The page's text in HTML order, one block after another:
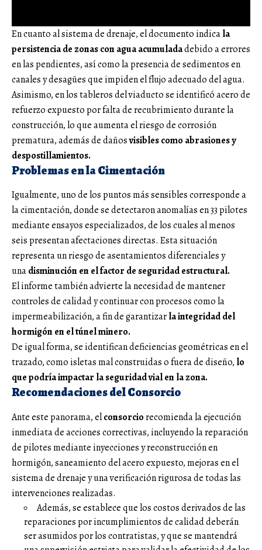
En cuanto al sistema de drenaje, el documento indicala
persistencia de zonas con agua acumuladadebido a errores
en las pendientes, así como la presencia de sedimentos en
canales y desagües que impiden el flujo adecuado del agua.
Asimismo, en los tableros del viaducto se identificó acero de
refuerzo expuesto por falta de recubrimiento durante la
construcción, lo que aumenta el riesgo de corrosión
prematura, además de dañosvisibles como abrasiones y
despostillamientos.
Problemas en la Cimentación
Igualmente, uno de los puntos más sensibles corresponde a
la cimentación, donde se detectaron anomalías en 33 pilotes
mediante ensayos especializados, de los cuales al menos
seis presentan afectaciones directas. Esta situación
representa un riesgo de asentamientos diferenciales y
unadisminución en el factor de seguridad estructural.
El informe también advierte la necesidad de mantener
controles de calidad y continuar con procesos como la
impermeabilización, a fin de garantizarla integridad del
hormigón en el túnel minero.
De igual forma, se identifican deficiencias geométricas en el
trazado, como isletas mal construidas o fuera de diseño, lo
que podría impactar la seguridad vial en la zona.
Recomendaciones del Consorcio
Ante este panorama, elconsorciorecomienda la ejecución
inmediata de acciones correctivas, incluyendo la reparación
de pilotes mediante inyecciones y reconstrucción en
hormigón, saneamiento del acero expuesto, mejoras en el
sistema de drenaje y una verificación rigurosa de todas las
intervenciones realizadas.
Además, se establece que los costos derivados de las
reparaciones por incumplimientos de calidad deberán
ser asumidos por los contratistas, y que se mantendrá